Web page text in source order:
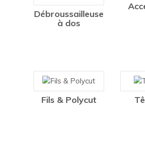
Débroussailleuse
à dos
Fils & Polycut